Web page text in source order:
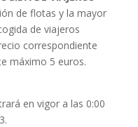
de flotas y la mayor
de viajeros
correspondiente
máximo 5 euros.
en vigor a las 0:00